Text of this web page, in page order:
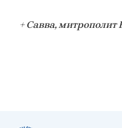
+ Савва, митрополит